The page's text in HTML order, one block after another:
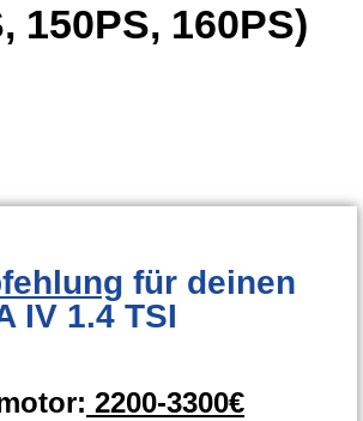
150PS, 160PS)
für deinen
IV 1.4 TSI
2200-3300€